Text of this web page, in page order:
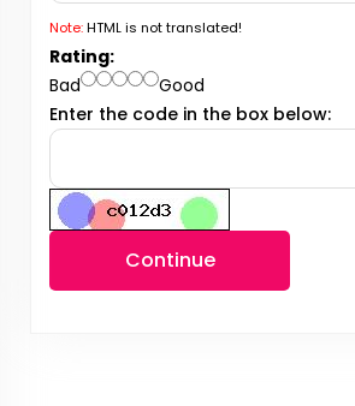
Note:HTML is not translated!
Rating:
Bad
Good
Enter the code in the box below:
Continue